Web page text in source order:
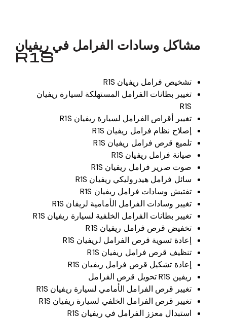
مشاكل وسادات الفرامل في ريفيان
R1S
تشخيص فرامل ريفيان R1S
تغيير بطانات الفرامل المستهلكة لسيارة ريفيان
R1S
تغيير أقراص الفرامل لسيارة ريفيان R1S
إصلاح نظام فرامل ريفيان R1S
تلميع قرص فرامل ريفيان R1S
صيانة فرامل ريفيان R1S
صوت صرير فرامل ريفيان R1S
سائل فرامل هيدروليكي ريفيان R1S
تفتيش وسادات فرامل ريفيان R1S
تغيير وسادات الفرامل الأمامية لريفان R1S
تغيير بطانات الفرامل الخلفية لسيارة ريفيان R1S
تخفيض قرص فرامل ريفيان R1S
إعادة تسوية قرص الفرامل لريفيان R1S
تنظيف قرص فرامل ريفيان R1S
إعادة تشكيل قرص فرامل ريفيان R1S
ريفين R1S تحويل قرص الفرامل
تغيير قرص الفرامل الأمامي لسيارة ريفيان R1S
تغيير قرص الفرامل الخلفي لسيارة ريفيان R1S
استبدال معزز الفرامل في ريفيان R1S